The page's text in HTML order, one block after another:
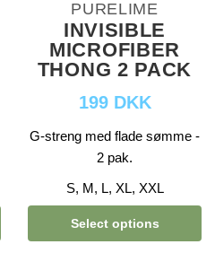
PURELIME
INVISIBLE
MICROFIBER
THONG 2 PACK
199 DKK
G-streng med flade sømme -
2 pak.
S, M, L, XL, XXL
Select options